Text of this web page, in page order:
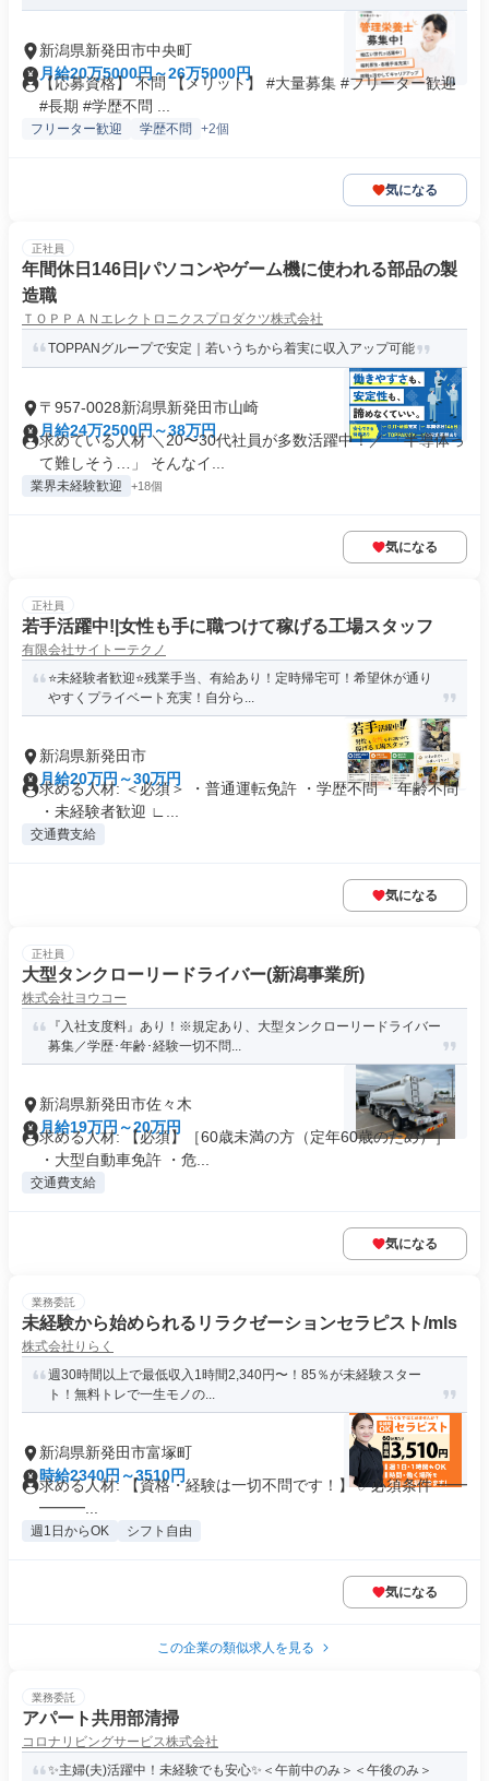
新潟県新発田市中央町
月給20万5000円～26万5000円
【応募資格】 不問 【メリット】 #大量募集 #フリーター歓迎
#長期 #学歴不問 ...
フリーター歓迎 学歴不問 +2個
気になる
正社員
年間休日146日|パソコンやゲーム機に使われる部品の製
造職
ＴＯＰＰＡＮエレクトロニクスプロダクツ株式会社
TOPPANグループで安定｜若いうちから着実に収入アップ可能
〒957-0028新潟県新発田市山崎
月給24万2500円～38万円
求めている人材 ＼20〜30代社員が多数活躍中！／ 「半導体っ
て難しそう…」 そんなイ...
業界未経験歓迎 +18個
気になる
正社員
若手活躍中!|女性も手に職つけて稼げる工場スタッフ
有限会社サイトーテクノ
⭐未経験者歓迎⭐残業手当、有給あり！定時帰宅可！希望休が通り
やすくプライベート充実！自分ら...
新潟県新発田市
月給20万円～30万円
求める人材: ＜必須＞ ・普通運転免許 ・学歴不問 ・年齢不問
・未経験者歓迎 ∟...
交通費支給
気になる
正社員
大型タンクローリードライバー(新潟事業所)
株式会社ヨウコー
『入社支度料』あり！※規定あり、大型タンクローリードライバー
募集／学歴･年齢･経験一切不問...
新潟県新発田市佐々木
月給19万円～20万円
求める人材: 【必須】［60歳未満の方（定年60歳のため）］
・大型自動車免許 ・危...
交通費支給
気になる
業務委託
未経験から始められるリラクゼーションセラピスト/mls
株式会社りらく
週30時間以上で最低収入1時間2,340円〜！85％が未経験スター
ト！無料トレで一生モノの...
新潟県新発田市富塚町
時給2340円～3510円
求める人材: 【資格・経験は一切不問です！】 ✅必須条件 ━━
━━━...
週1日からOK シフト自由
気になる
この企業の類似求人を見る
業務委託
アパート共用部清掃
コロナリビングサービス株式会社
✨主婦(夫)活躍中！未経験でも安心✨＜午前中のみ＞＜午後のみ＞